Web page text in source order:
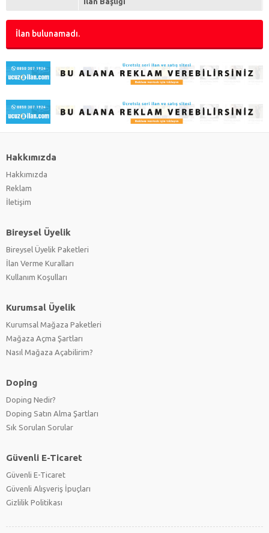
İlan bulunamadı.
Hakkımızda
Hakkımızda
Reklam
İletişim
Bireysel Üyelik
Bireysel Üyelik Paketleri
İlan Verme Kuralları
Kullanım Koşulları
Kurumsal Üyelik
Kurumsal Mağaza Paketleri
Mağaza Açma Şartları
Nasıl Mağaza Açabilirim?
Doping
Doping Nedir?
Doping Satın Alma Şartları
Sık Sorulan Sorular
Güvenli E-Ticaret
Güvenli E-Ticaret
Güvenli Alışveriş İpuçları
Gizlilik Politikası